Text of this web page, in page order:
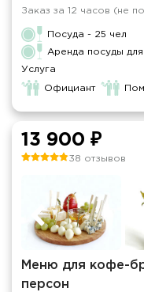
Заказ за 12 часов (не
Посуда - 25 чел
Аренда посуды
Услуга
Официант
13 900 ₽
38 отзывов
Меню для кофе-
персон